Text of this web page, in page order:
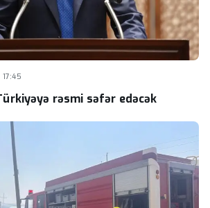
rəsmi səfər edəcək